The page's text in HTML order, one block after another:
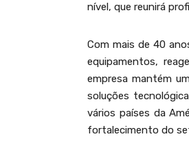
nível, que reunirá
Com mais de 40
equipamentos,
empresa mantém
soluções
vários países da
fortalecimento do